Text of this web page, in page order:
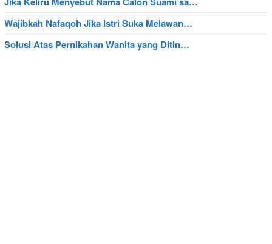
Wajibkah Nafaqoh Jika Istri Suka Melawan…
Solusi Atas Pernikahan Wanita yang Ditin…